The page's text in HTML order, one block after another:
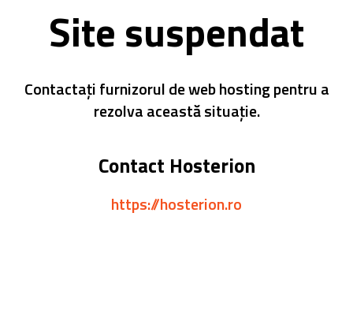
Site suspendat
Contactați furnizorul de web hosting pentru a
rezolva această situație.
Contact Hosterion
https://hosterion.ro